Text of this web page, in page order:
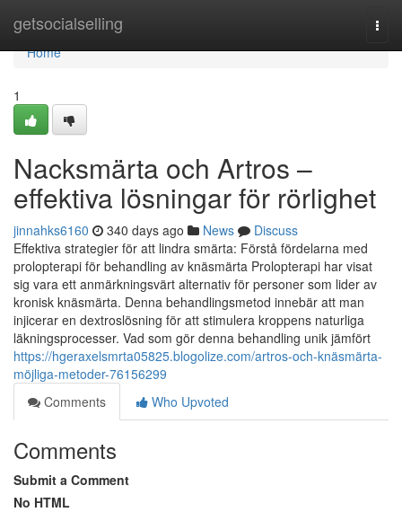
getsocialselling
Home
Home
1
Nacksmärta och Artros –
effektiva lösningar för rörlighet
jinnahks6160 340 days ago News
Discuss
Effektiva strategier för att lindra smärta: Förstå fördelarna med
prolopterapi för behandling av knäsmärta Prolopterapi har visat
sig vara ett anmärkningsvärt alternativ för personer som lider av
kronisk knäsmärta. Denna behandlingsmetod innebär att man
injicerar en dextroslösning för att stimulera kroppens naturliga
läkningsprocesser. Vad som gör denna behandling unik jämfört
https://hgeraxelsmrta05825.blogolize.com/artros-och-knäsmärta-
möjliga-metoder-76156299
Comments
Who Upvoted
Comments
Submit a Comment
No HTML